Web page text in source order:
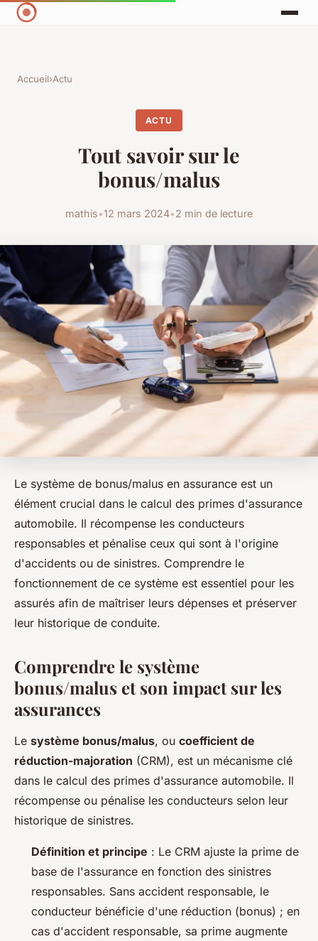
Accueil›Actu
ACTU
Tout savoir sur le
bonus/malus
mathis•12 mars 2024•2 min de lecture
Le système de bonus/malus en assurance est un
élément crucial dans le calcul des primes d'assurance
automobile. Il récompense les conducteurs
responsables et pénalise ceux qui sont à l'origine
d'accidents ou de sinistres. Comprendre le
fonctionnement de ce système est essentiel pour les
assurés afin de maîtriser leurs dépenses et préserver
leur historique de conduite.
Comprendre le système
bonus/malus et son impact sur les
assurances
Le système bonus/malus, ou coefficient de
réduction-majoration (CRM), est un mécanisme clé
dans le calcul des primes d'assurance automobile. Il
récompense ou pénalise les conducteurs selon leur
historique de sinistres.
Définition et principe : Le CRM ajuste la prime de
base de l'assurance en fonction des sinistres
responsables. Sans accident responsable, le
conducteur bénéficie d'une réduction (bonus) ; en
cas d'accident responsable, sa prime augmente